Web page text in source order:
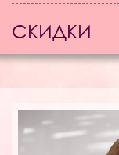
СКИДКИ
Страницы